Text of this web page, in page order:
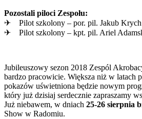
Pozostali piloci Zespołu:
✈ Pilot szkolony – por. pil. Jakub Krych
✈ Pilot szkolony – kpt. pil. Ariel
Jubileuszowy sezon 2018 Zespól
bardzo pracowicie. Większa niż w latach
pokazów uświetniona będzie nowym
który już dzisiaj serdecznie zapraszamy
Już niebawem, w dniach 25-26 sierpnia
Show w Radomiu.